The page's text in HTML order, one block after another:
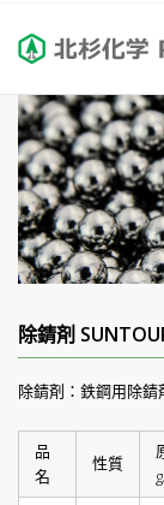
除錆剤
除錆剤：鉄鋼用除
品
名
性質